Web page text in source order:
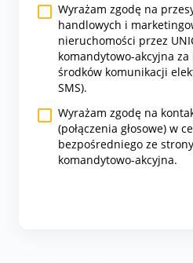
Wyrażam zgodę na
handlowych i
nieruchomości przez
komandytowo-akcyjna
środków komunikacji
SMS).
Wyrażam zgodę na
(połączenia głosowe) w
bezpośredniego ze strony
komandytowo-akcyjna.